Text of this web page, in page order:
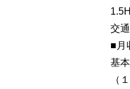
交
■月
基
（